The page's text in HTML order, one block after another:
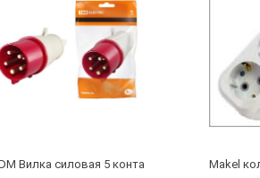
1/40А
Вилка силовая 5 контактов 16А 380В IP44
Makel